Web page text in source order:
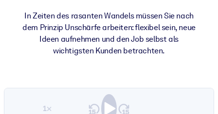
In Zeiten des rasanten Wandels müssen Sie nach
dem Prinzip Unschärfe arbeiten: flexibel sein, neue
Ideen aufnehmen und den Job selbst als
wichtigsten Kunden betrachten.
1×